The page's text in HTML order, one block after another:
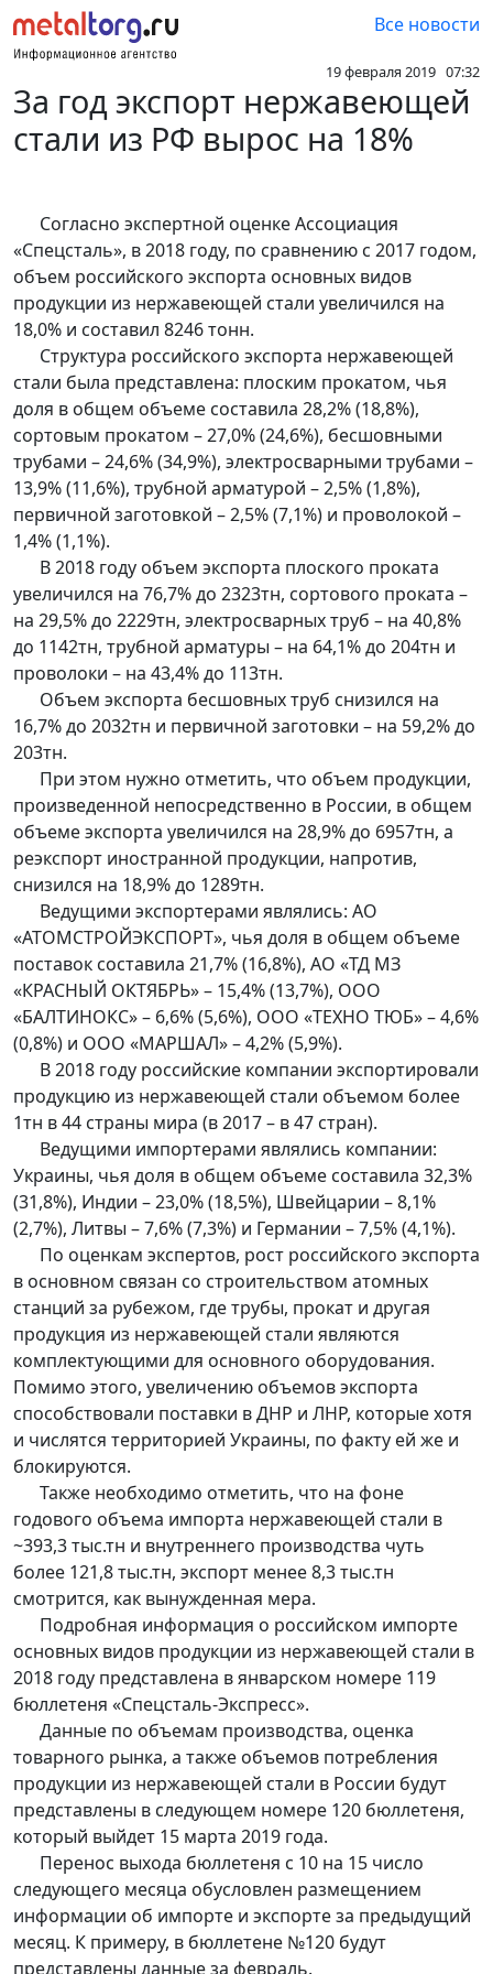
Все новости
19 февраля 2019 07:32
За год экспорт нержавеющей
стали из РФ вырос на 18%
Согласно экспертной оценке Ассоциация
«Спецсталь», в 2018 году, по сравнению с 2017 годом,
объем российского экспорта основных видов
продукции из нержавеющей стали увеличился на
18,0% и составил 8246 тонн.
Структура российского экспорта нержавеющей
стали была представлена: плоским прокатом, чья
доля в общем объеме составила 28,2% (18,8%),
сортовым прокатом – 27,0% (24,6%), бесшовными
трубами – 24,6% (34,9%), электросварными трубами –
13,9% (11,6%), трубной арматурой – 2,5% (1,8%),
первичной заготовкой – 2,5% (7,1%) и проволокой –
1,4% (1,1%).
В 2018 году объем экспорта плоского проката
увеличился на 76,7% до 2323тн, сортового проката –
на 29,5% до 2229тн, электросварных труб – на 40,8%
до 1142тн, трубной арматуры – на 64,1% до 204тн и
проволоки – на 43,4% до 113тн.
Объем экспорта бесшовных труб снизился на
16,7% до 2032тн и первичной заготовки – на 59,2% до
203тн.
При этом нужно отметить, что объем продукции,
произведенной непосредственно в России, в общем
объеме экспорта увеличился на 28,9% до 6957тн, а
реэкспорт иностранной продукции, напротив,
снизился на 18,9% до 1289тн.
Ведущими экспортерами являлись: АО
«АТОМСТРОЙЭКСПОРТ», чья доля в общем объеме
поставок составила 21,7% (16,8%), АО «ТД МЗ
«КРАСНЫЙ ОКТЯБРЬ» – 15,4% (13,7%), ООО
«БАЛТИНОКС» – 6,6% (5,6%), ООО «ТЕХНО ТЮБ» – 4,6%
(0,8%) и ООО «МАРШАЛ» – 4,2% (5,9%).
В 2018 году российские компании экспортировали
продукцию из нержавеющей стали объемом более
1тн в 44 страны мира (в 2017 – в 47 стран).
Ведущими импортерами являлись компании:
Украины, чья доля в общем объеме составила 32,3%
(31,8%), Индии – 23,0% (18,5%), Швейцарии – 8,1%
(2,7%), Литвы – 7,6% (7,3%) и Германии – 7,5% (4,1%).
По оценкам экспертов, рост российского экспорта
в основном связан со строительством атомных
станций за рубежом, где трубы, прокат и другая
продукция из нержавеющей стали являются
комплектующими для основного оборудования.
Помимо этого, увеличению объемов экспорта
способствовали поставки в ДНР и ЛНР, которые хотя
и числятся территорией Украины, по факту ей же и
блокируются.
Также необходимо отметить, что на фоне
годового объема импорта нержавеющей стали в
~393,3 тыс.тн и внутреннего производства чуть
более 121,8 тыс.тн, экспорт менее 8,3 тыс.тн
смотрится, как вынужденная мера.
Подробная информация о российском импорте
основных видов продукции из нержавеющей стали в
2018 году представлена в январском номере 119
бюллетеня «Спецсталь-Экспресс».
Данные по объемам производства, оценка
товарного рынка, а также объемов потребления
продукции из нержавеющей стали в России будут
представлены в следующем номере 120 бюллетеня,
который выйдет 15 марта 2019 года.
Перенос выхода бюллетеня с 10 на 15 число
следующего месяца обусловлен размещением
информации об импорте и экспорте за предыдущий
месяц. К примеру, в бюллетене №120 будут
представлены данные за февраль.